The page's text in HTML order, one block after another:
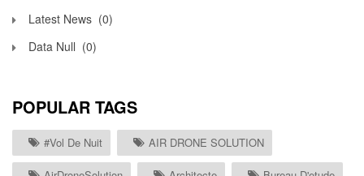
Latest News (0)
Data Null (0)
POPULAR TAGS
#vol De Nuit AIR DRONE SOLUTION